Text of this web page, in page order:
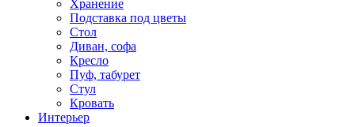
Хранение
Подставка под цветы
Стол
Диван, софа
Кресло
Пуф, табурет
Стул
Кровать
Интерьер